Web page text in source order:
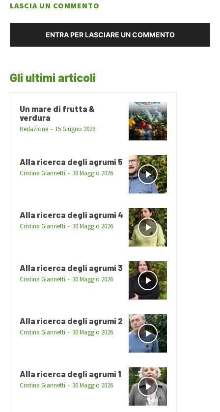
LASCIA UN COMMENTO
ENTRA PER LASCIARE UN COMMENTO
Gli ultimi articoli
Un mare di frutta &
verdura
Redazione - 15 Giugno 2026
Alla ricerca degli agrumi 5
Cristina Giannetti - 30 Maggio 2026
Alla ricerca degli agrumi 4
Cristina Giannetti - 30 Maggio 2026
Alla ricerca degli agrumi 3
Cristina Giannetti - 30 Maggio 2026
Alla ricerca degli agrumi 2
Cristina Giannetti - 30 Maggio 2026
Alla ricerca degli agrumi 1
Cristina Giannetti - 30 Maggio 2026